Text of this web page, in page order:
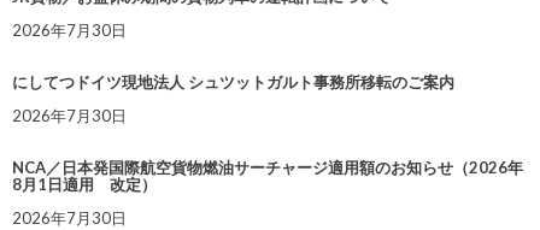
2026年7月30日
にしてつドイツ現地法人 シュツットガルト事務所移転のご案内
2026年7月30日
NCA／日本発国際航空貨物燃油サーチャージ適用額のお知らせ（2026年
8月1日適用 改定）
2026年7月30日